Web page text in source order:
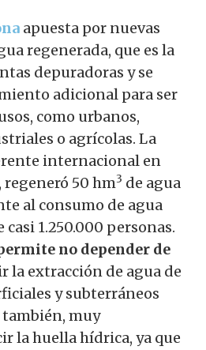
apuesta por nuevas
regenerada, que es la
depuradoras y se
adicional para ser
como urbanos,
o agrícolas. La
internacional en
regeneró 50 hm3 de agua
al consumo de agua
1.250.000 personas.
no depender de
la extracción de agua de
y subterráneos
también, muy
la huella hídrica, ya que